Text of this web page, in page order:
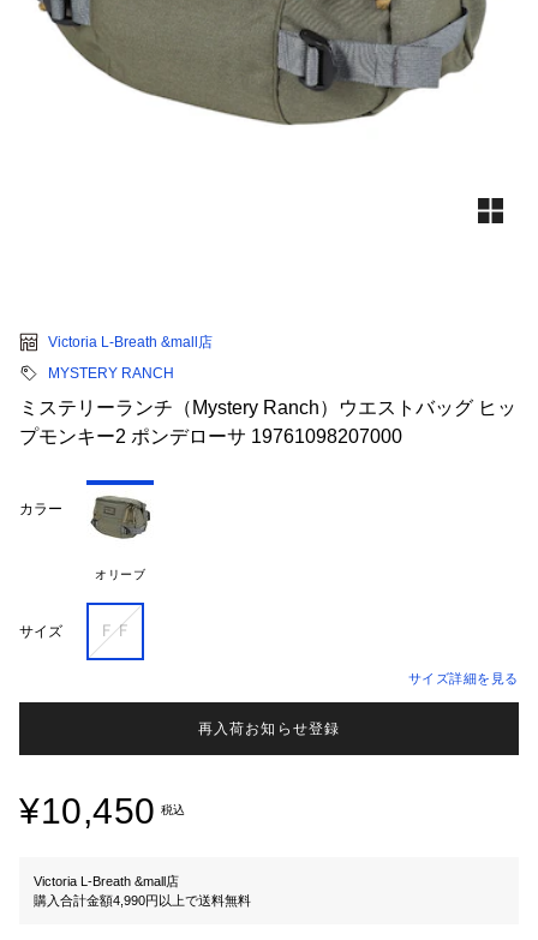
Victoria L-Breath &mall店
MYSTERY RANCH
ミステリーランチ（Mystery Ranch）ウエストバッグ ヒッ
プモンキー2 ポンデローサ 19761098207000
カラー
オリーブ
サイズ ＦＦ
サイズ詳細を見る
再入荷お知らせ登録
¥10,450 税込
Victoria L-Breath &mall店
購入合計金額4,990円以上で送料無料